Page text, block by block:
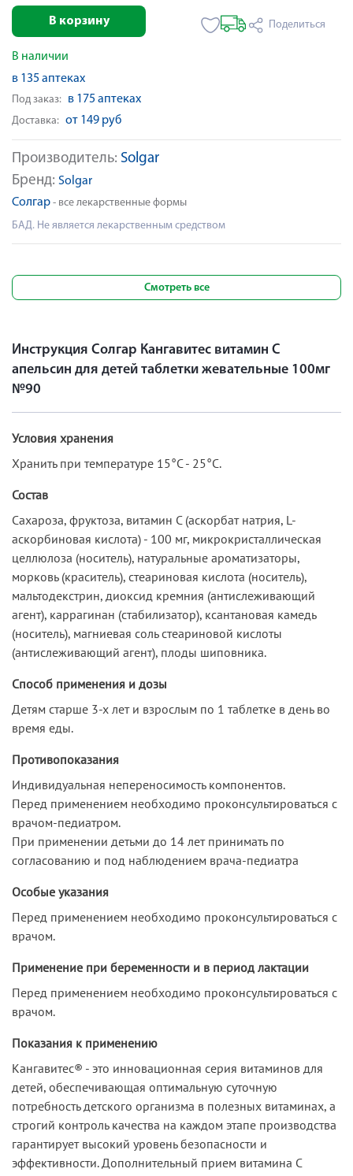
Производитель: Solgar
Бренд: Solgar
Солгар - все лекарственные формы
БАД. Не является лекарственным средством
В корзину Поделиться
В наличии
в 135 аптеках
Под заказ: в 175 аптеках
Доставка: от 149 руб
Смотреть все
Инструкция Солгар Кангавитес витамин С
апельсин для детей таблетки жевательные 100мг
№90
Условия хранения
Хранить при температуре 15°С - 25°С.
Состав
Сахароза, фруктоза, витамин С (аскорбат натрия, L-
аскорбиновая кислота) - 100 мг, микрокристаллическая
целлюлоза (носитель), натуральные ароматизаторы,
морковь (краситель), стеариновая кислота (носитель),
мальтодекстрин, диоксид кремния (антислеживающий
агент), каррагинан (стабилизатор), ксантановая камедь
(носитель), магниевая соль стеариновой кислоты
(антислеживающий агент), плоды шиповника.
Способ применения и дозы
Детям старше 3-х лет и взрослым по 1 таблетке в день во
время еды.
Противопоказания
Индивидуальная непереносимость компонентов.
Перед применением необходимо проконсультироваться с
врачом-педиатром.
При применении детьми до 14 лет принимать по
согласованию и под наблюдением врача-педиатра
Особые указания
Перед применением необходимо проконсультироваться с
врачом.
Применение при беременности и в период лактации
Перед применением необходимо проконсультироваться с
врачом.
Показания к применению
Кангавитес® - это инновационная серия витаминов для
детей, обеспечивающая оптимальную суточную
потребность детского организма в полезных витаминах, а
строгий контроль качества на каждом этапе производства
гарантирует высокий уровень безопасности и
эффективности. Дополнительный прием витамина С